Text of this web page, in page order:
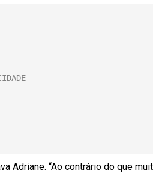
Adriane. “Ao contrário do que